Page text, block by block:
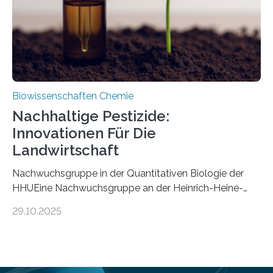
Mückenlarve aus dem Mesozoikum dar, denn…
Biowissenschaften Chemie
Nachhaltige Pestizide:
Innovationen Für Die
Landwirtschaft
Nachwuchsgruppe in der Quantitativen Biologie der
HHUEine Nachwuchsgruppe an der Heinrich-Heine-
fünf Jahren erforschen, wie Bakterien auf
29.10.2025